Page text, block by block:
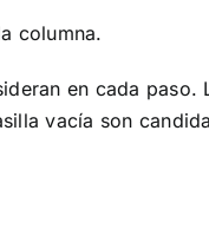
columna.
en cada paso.
vacía son